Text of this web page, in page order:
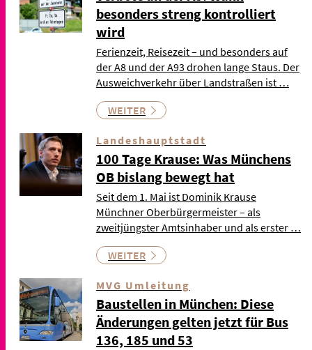
besonders streng kontrolliert
wird
Ferienzeit, Reisezeit – und besonders auf
der A8 und der A93 drohen lange Staus. Der
Ausweichverkehr über Landstraßen ist …
WEITER
Landeshauptstadt
100 Tage Krause: Was Münchens
OB bislang bewegt hat
Seit dem 1. Mai ist Dominik Krause
Münchner Oberbürgermeister – als
zweitjüngster Amtsinhaber und als erster …
WEITER
MVG Umleitung
Baustellen in München: Diese
Änderungen gelten jetzt für Bus
136, 185 und 53